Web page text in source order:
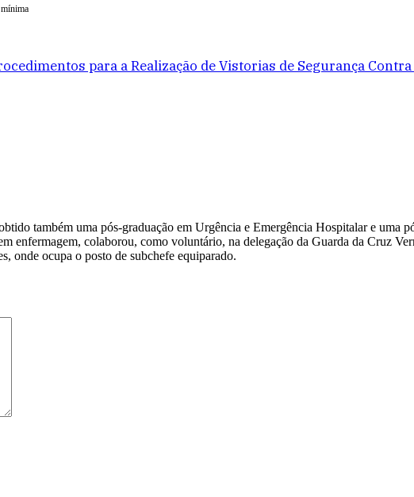
para a Realização de Vistorias de Segurança
também uma pós-graduação em Urgência e Emergência Hospitalar e uma
enfermagem, colaborou, como voluntário, na delegação da Guarda da Cruz
onde ocupa o posto de subchefe equiparado.